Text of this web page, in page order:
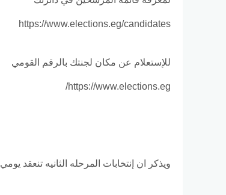
https://www.elections.eg/candidates
للإستعلام عن مكان لجنتك بالرقم القومي
https://www.elections.eg/
ويذكر ان إنتخابات المرحله الثانيه تنعقد يومي ٧و٨ نوفمبر للمحافظات التاليه